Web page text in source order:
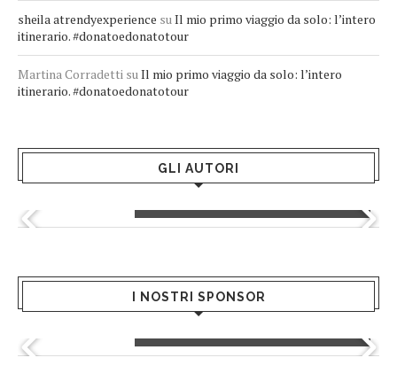
sheila atrendyexperience suIl mio primo viaggio da solo: l’intero
itinerario. #donatoedonatotour
Martina Corradetti suIl mio primo viaggio da solo: l’intero
itinerario. #donatoedonatotour
GLI AUTORI
I NOSTRI SPONSOR